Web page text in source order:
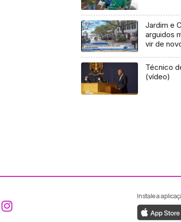
Jardim e
arguidos
vir de
Técnico
(vídeo)
Aceder ao Facebook da RTP
Aceder ao Instagram da RTP
Instale a